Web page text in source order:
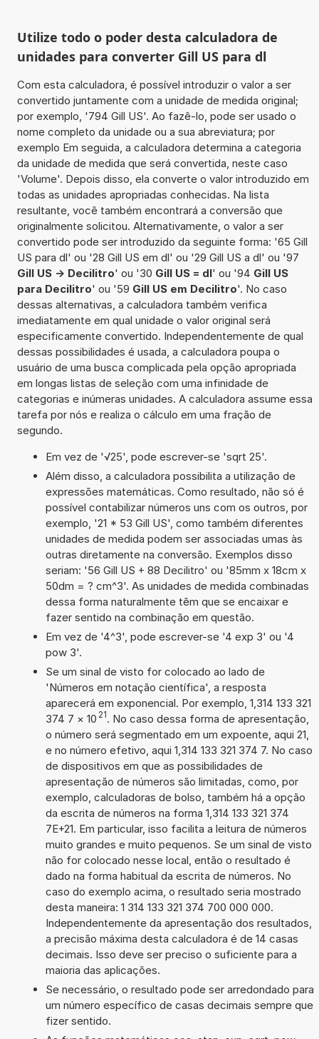
Utilize todo o poder desta calculadora de
unidades para converter Gill US para dl
Com esta calculadora, é possível introduzir o valor a ser
convertido juntamente com a unidade de medida original;
por exemplo, '794 Gill US'. Ao fazê-lo, pode ser usado o
nome completo da unidade ou a sua abreviatura; por
exemplo Em seguida, a calculadora determina a categoria
da unidade de medida que será convertida, neste caso
'Volume'. Depois disso, ela converte o valor introduzido em
todas as unidades apropriadas conhecidas. Na lista
resultante, você também encontrará a conversão que
originalmente solicitou. Alternativamente, o valor a ser
convertido pode ser introduzido da seguinte forma: '65 Gill
US para dl' ou '28 Gill US em dl' ou '29 Gill US a dl' ou '97
Gill US -> Decilitro' ou '30 Gill US = dl' ou '94 Gill US
para Decilitro' ou '59 Gill US em Decilitro'. No caso
dessas alternativas, a calculadora também verifica
imediatamente em qual unidade o valor original será
especificamente convertido. Independentemente de qual
dessas possibilidades é usada, a calculadora poupa o
usuário de uma busca complicada pela opção apropriada
em longas listas de seleção com uma infinidade de
categorias e inúmeras unidades. A calculadora assume essa
tarefa por nós e realiza o cálculo em uma fração de
segundo.
Em vez de '√25', pode escrever-se 'sqrt 25'.
Além disso, a calculadora possibilita a utilização de
expressões matemáticas. Como resultado, não só é
possível contabilizar números uns com os outros, por
exemplo, '21 * 53 Gill US', como também diferentes
unidades de medida podem ser associadas umas às
outras diretamente na conversão. Exemplos disso
seriam: '56 Gill US + 88 Decilitro' ou '85mm x 18cm x
50dm = ? cm^3'. As unidades de medida combinadas
dessa forma naturalmente têm que se encaixar e
fazer sentido na combinação em questão.
Em vez de '4^3', pode escrever-se '4 exp 3' ou '4
pow 3'.
Se um sinal de visto for colocado ao lado de
'Números em notação científica', a resposta
aparecerá em exponencial. Por exemplo, 1,314 133 321
374 7 × 10 21. No caso dessa forma de apresentação,
o número será segmentado em um expoente, aqui 21,
e no número efetivo, aqui 1,314 133 321 374 7. No caso
de dispositivos em que as possibilidades de
apresentação de números são limitadas, como, por
exemplo, calculadoras de bolso, também há a opção
da escrita de números na forma 1,314 133 321 374
7E+21. Em particular, isso facilita a leitura de números
muito grandes e muito pequenos. Se um sinal de visto
não for colocado nesse local, então o resultado é
dado na forma habitual da escrita de números. No
caso do exemplo acima, o resultado seria mostrado
desta maneira: 1 314 133 321 374 700 000 000.
Independentemente da apresentação dos resultados,
a precisão máxima desta calculadora é de 14 casas
decimais. Isso deve ser preciso o suficiente para a
maioria das aplicações.
Se necessário, o resultado pode ser arredondado para
um número específico de casas decimais sempre que
fizer sentido.